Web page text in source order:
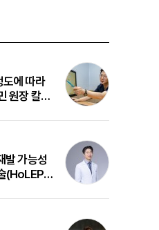
도에 따라
원장 칼
발 가능성
(HoLEP)